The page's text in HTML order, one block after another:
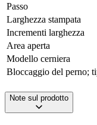
Passo
Larghezza stampata
Incrementi larghezza
Area aperta
Modello cerniera
Bloccaggio del perno;
Note sul prodotto